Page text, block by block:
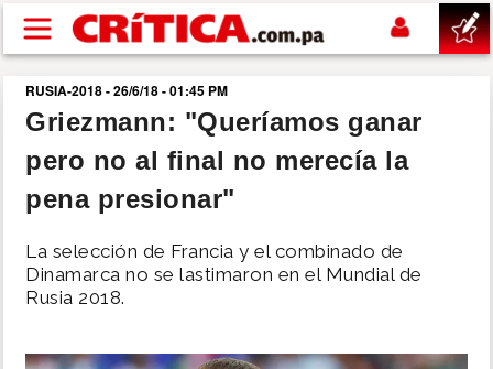
Pasar al contenido principal
buscar
SUCESOS
POLÍTICA
RUSIA-2018 - 26/6/18 - 01:45 PM
Griezmann: "Queríamos ganar
pero no al final no merecía la
pena presionar"
La selección de Francia y el combinado de
Dinamarca no se lastimaron en el Mundial de
Rusia 2018.